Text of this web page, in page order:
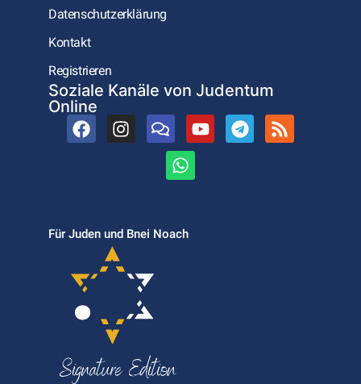
Datenschutzerklärung
Kontakt
Registrieren
Soziale Kanäle von Judentum
Online
Für Juden und Bnei Noach